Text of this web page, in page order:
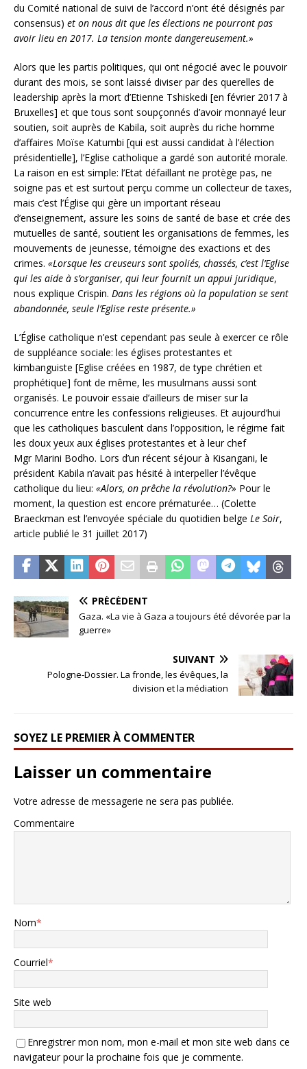
du Comité national de suivi de l’accord n’ont été désignés par
consensus) et on nous dit que les élections ne pourront pas
avoir lieu en 2017. La tension monte dangereusement.»
Alors que les partis politiques, qui ont négocié avec le pouvoir
durant des mois, se sont laissé diviser par des querelles de
leadership après la mort d’Etienne Tshiskedi [en février 2017 à
Bruxelles] et que tous sont soupçonnés d’avoir monnayé leur
soutien, soit auprès de Kabila, soit auprès du riche homme
d’affaires Moïse Katumbi [qui est aussi candidat à l’élection
présidentielle], l’Eglise catholique a gardé son autorité morale.
La raison en est simple: l’Etat défaillant ne protège pas, ne
soigne pas et est surtout perçu comme un collecteur de taxes,
mais c’est l’Église qui gère un important réseau
d’enseignement, assure les soins de santé de base et crée des
mutuelles de santé, soutient les organisations de femmes, les
mouvements de jeunesse, témoigne des exactions et des
crimes. «Lorsque les creuseurs sont spoliés, chassés, c’est l’Eglise
qui les aide à s’organiser, qui leur fournit un appui juridique,
nous explique Crispin. Dans les régions où la population se sent
abandonnée, seule l’Eglise reste présente.»
L’Église catholique n’est cependant pas seule à exercer ce rôle
de suppléance sociale: les églises protestantes et
kimbanguiste [Eglise créées en 1987, de type chrétien et
prophétique] font de même, les musulmans aussi sont
organisés. Le pouvoir essaie d’ailleurs de miser sur la
concurrence entre les confessions religieuses. Et aujourd’hui
que les catholiques basculent dans l’opposition, le régime fait
les doux yeux aux églises protestantes et à leur chef
Mgr Marini Bodho. Lors d’un récent séjour à Kisangani, le
président Kabila n’avait pas hésité à interpeller l’évêque
catholique du lieu: «Alors, on prêche la révolution?» Pour le
moment, la question est encore prématurée… (Colette
Braeckman est l’envoyée spéciale du quotidien belge Le Soir,
article publié le 31 juillet 2017)
PRÉCÉDENT
Gaza. «La vie à Gaza a toujours été dévorée par la
guerre»
SUIVANT
Pologne-Dossier. La fronde, les évêques, la
division et la médiation
SOYEZ LE PREMIER À COMMENTER
Laisser un commentaire
Votre adresse de messagerie ne sera pas publiée.
Commentaire
Nom*
Courriel*
Site web
Enregistrer mon nom, mon e-mail et mon site web dans ce
navigateur pour la prochaine fois que je commente.